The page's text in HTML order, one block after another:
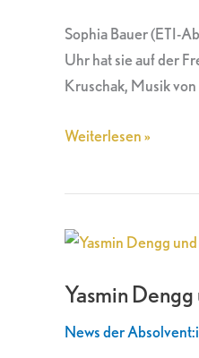
Sophia Bauer (ETI-
Uhr hat sie auf der
Kruschak, Musik
Theater
Plauen
Zwickau
Weiterlesen »
Yasmin
News der
Yasmin
und
Frank: